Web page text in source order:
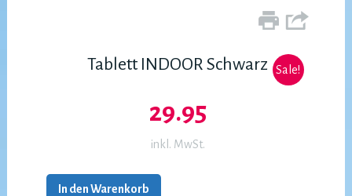
Sale!
Tablett INDOOR Schwarz
29.95
inkl. MwSt.
In den Warenkorb